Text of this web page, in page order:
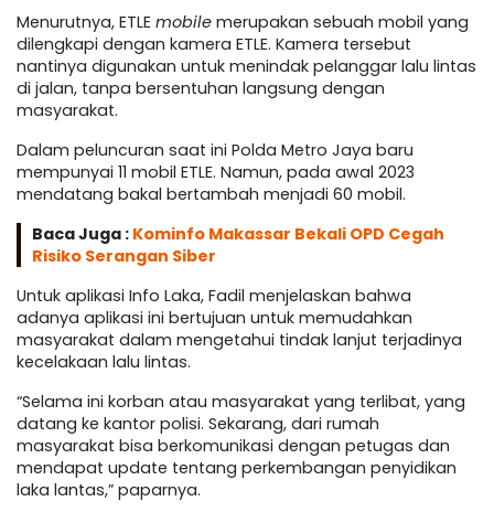
Menurutnya, ETLE mobile merupakan sebuah mobil yang
dilengkapi dengan kamera ETLE. Kamera tersebut
nantinya digunakan untuk menindak pelanggar lalu lintas
di jalan, tanpa bersentuhan langsung dengan
masyarakat.
Dalam peluncuran saat ini Polda Metro Jaya baru
mempunyai 11 mobil ETLE. Namun, pada awal 2023
mendatang bakal bertambah menjadi 60 mobil.
Baca Juga : Kominfo Makassar Bekali OPD Cegah
Risiko Serangan Siber
Untuk aplikasi Info Laka, Fadil menjelaskan bahwa
adanya aplikasi ini bertujuan untuk memudahkan
masyarakat dalam mengetahui tindak lanjut terjadinya
kecelakaan lalu lintas.
“Selama ini korban atau masyarakat yang terlibat, yang
datang ke kantor polisi. Sekarang, dari rumah
masyarakat bisa berkomunikasi dengan petugas dan
mendapat update tentang perkembangan penyidikan
laka lantas,” paparnya.